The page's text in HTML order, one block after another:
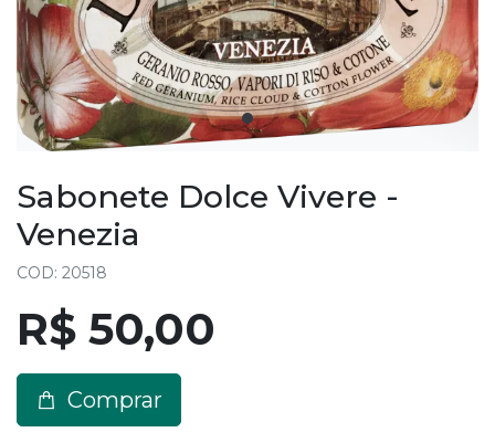
Sabonete Dolce Vivere -
Venezia
COD: 20518
R$ 50,00
Comprar